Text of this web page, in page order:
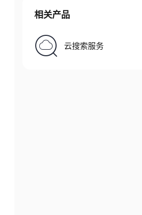
相关产品
云搜索服务